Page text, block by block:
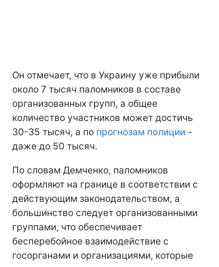
Он отмечает, что в Украину уже прибыли
около 7 тысяч паломников в составе
организованных групп, а общее
количество участников может достичь
30-35 тысяч, а по прогнозам полиции -
даже до 50 тысяч.
По словам Демченко, паломников
оформляют на границе в соответствии с
действующим законодательством, а
большинство следует организованными
группами, что обеспечивает
бесперебойное взаимодействие с
госорганами и организациями, которые